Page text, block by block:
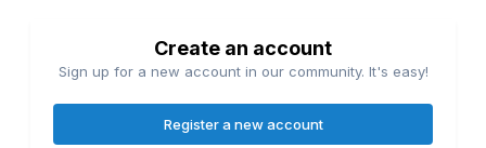
Create an account
Sign up for a new account in our community. It's easy!
Register a new account